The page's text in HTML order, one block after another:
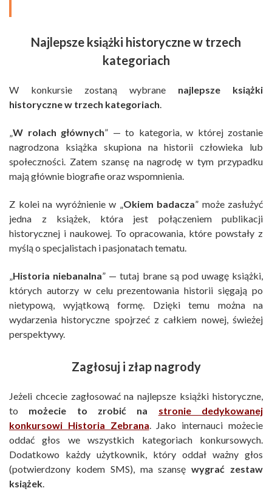
Najlepsze książki historyczne w trzech
kategoriach
W konkursie zostaną wybrane najlepsze książki
historyczne w trzech kategoriach.
„W rolach głównych” — to kategoria, w której zostanie
nagrodzona książka skupiona na historii człowieka lub
społeczności. Zatem szansę na nagrodę w tym przypadku
mają głównie biografie oraz wspomnienia.
Z kolei na wyróżnienie w „Okiem badacza” może zasłużyć
jedna z książek, która jest połączeniem publikacji
historycznej i naukowej. To opracowania, które powstały z
myślą o specjalistach i pasjonatach tematu.
„Historia niebanalna” — tutaj brane są pod uwagę książki,
których autorzy w celu prezentowania historii sięgają po
nietypową, wyjątkową formę. Dzięki temu można na
wydarzenia historyczne spojrzeć z całkiem nowej, świeżej
perspektywy.
Zagłosuj i złap nagrody
Jeżeli chcecie zagłosować na najlepsze książki historyczne,
to możecie to zrobić na stronie dedykowanej
konkursowi Historia Zebrana. Jako internauci możecie
oddać głos we wszystkich kategoriach konkursowych.
Dodatkowo każdy użytkownik, który oddał ważny głos
(potwierdzony kodem SMS), ma szansęwygrać zestaw
książek.